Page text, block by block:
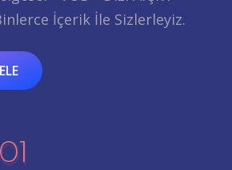
İçerik İle Sizlerleyiz.